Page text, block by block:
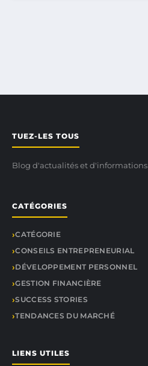
TUEZ-LES TOUS
Blog d'actualités et d'informations
CATÉGORIES
CATÉGORIE
CONSEILS ENTREPRENEURIAL
DÉVELOPPEMENT PERSONNEL
GESTION FINANCIÈRE
SUCCESS STORIES
TENDANCES DU MARCHÉ
LIENS UTILES